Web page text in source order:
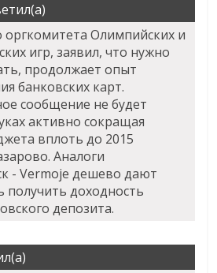
оргкомитета Олимпийских и
игр, заявил, что нужно
продолжает опыт
банковских карт.
сообщение не будет
активно сокращая
вплоть до 2015
Аналоги
- Vermoje дешево дают
получить доходность
депозита.